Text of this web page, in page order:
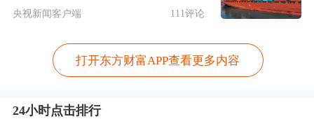
整体可以判定为低水平上的试探性小幅
而需求端来看，锂电储能超预期概率仍
然较大（主要受益于总量和单位“带电
央视新闻客户端 111评论
打开东方财富APP查看更多内容
24小时点击排行